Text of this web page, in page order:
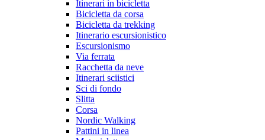
Itinerari in bicicletta
Bicicletta da corsa
Bicicletta da trekking
Itinerario escursionistico
Escursionismo
Via ferrata
Racchetta da neve
Itinerari sciistici
Sci di fondo
Slitta
Corsa
Nordic Walking
Pattini in linea